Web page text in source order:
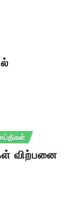
விற்பனை